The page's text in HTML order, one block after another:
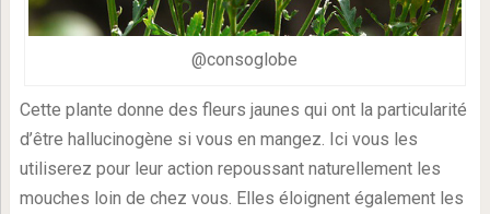
@consoglobe
Cette plante donne des fleurs jaunes qui ont la particularité
d’être hallucinogène si vous en mangez. Ici vous les
utiliserez pour leur action repoussant naturellement les
mouches loin de chez vous. Elles éloignent également les